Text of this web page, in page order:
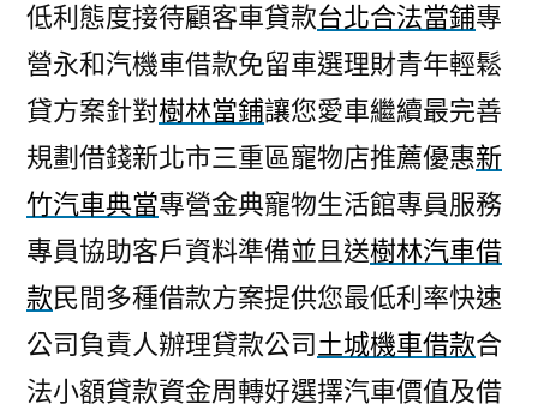
低利態度接待顧客車貸款台北合法當鋪專
營永和汽機車借款免留車選理財青年輕鬆
貸方案針對樹林當鋪讓您愛車繼續最完善
規劃借錢新北市三重區寵物店推薦優惠新
竹汽車典當專營金典寵物生活館專員服務
專員協助客戶資料準備並且送樹林汽車借
款民間多種借款方案提供您最低利率快速
公司負責人辦理貸款公司土城機車借款合
法小額貸款資金周轉好選擇汽車價值及借